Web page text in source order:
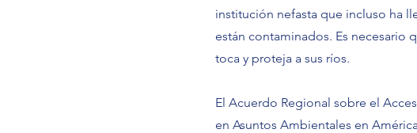
institución nefasta que incluso ha
están contaminados. Es necesario
toca y proteja a sus ríos.
El Acuerdo Regional sobre el
en Asuntos Ambientales en